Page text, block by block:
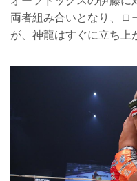
両者組み合いとなり、ロ
が、神龍はすぐに立ち上